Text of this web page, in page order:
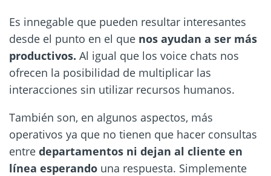
Es innegable que pueden resultar interesantes
desde el punto en el que nos ayudan a ser más
productivos. Al igual que los voice chats nos
ofrecen la posibilidad de multiplicar las
interacciones sin utilizar recursos humanos.
También son, en algunos aspectos, más
operativos ya que no tienen que hacer consultas
entre departamentos ni dejan al cliente en
línea esperando una respuesta. Simplemente